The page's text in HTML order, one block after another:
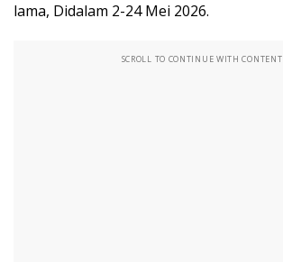
lama, Didalam 2-24 Mei 2026.
SCROLL TO CONTINUE WITH CONTENT